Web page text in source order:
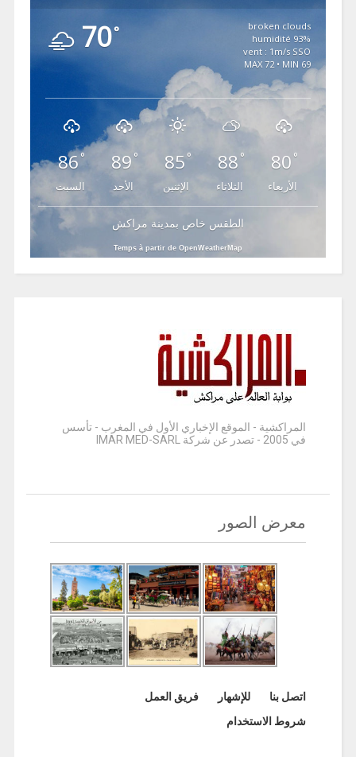
70°
broken clouds
93% humidité
vent : 1m/s SSO
MAX 72 • MIN 69
86°
السبت
89 °
الأحد
85°
الإثنين
88 °
الثلاثاء
80 °
الأربعاء
الطقس خاص بمدينة مراكش
Temps à partir de OpenWeatherMap
المراكشية - الموقع الإخباري الأول في المغرب - تأسس
في 2005 - تصدر عن شركة IMAR MED-SARL
معرض الصور
اتصل بنا للإشهار
فريق العمل
شروط الاستخدام